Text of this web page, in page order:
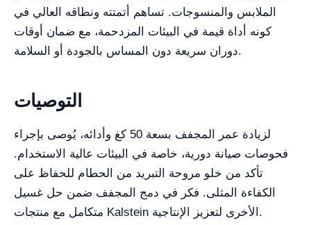
الملابس والمنسوجات. تساهم أتمتته ونطاقه العالي في
كونه أداة قيمة في البيئات المزدحمة، مع ضمان أوقات
دوران سريعة دون المساس بالجودة أو السلامة.
التوصيات
لزيادة عمر المجفف بسعة 50 كغ وأدائه، يُوصى بإجراء
فحوصات صيانة دورية، خاصة في البيئات عالية الاستخدام.
تأكد من خلو مروحة التبريد من الحطام للحفاظ على
الكفاءة المثلى. فكر في دمج المجفف ضمن حل غسيل
متكامل مع منتجات Kalstein الأخرى لتعزيز الإنتاجية.